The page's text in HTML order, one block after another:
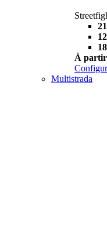
À partir
Multistrada